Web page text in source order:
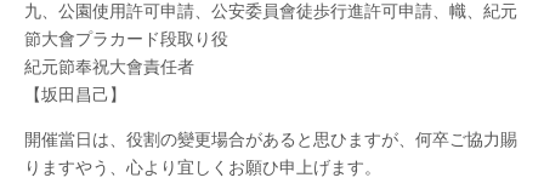
九、公園使用許可申請、公安委員會徒歩行進許可申請、幟、紀元
節大會プラカード段取り役
紀元節奉祝大會責任者
【坂田昌己】
開催當日は、役割の變更場合があると思ひますが、何卒ご協力賜
りますやう、心より宜しくお願ひ申上げます。